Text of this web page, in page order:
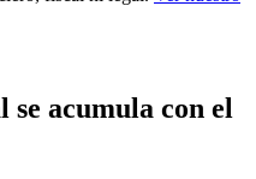
acumula con el